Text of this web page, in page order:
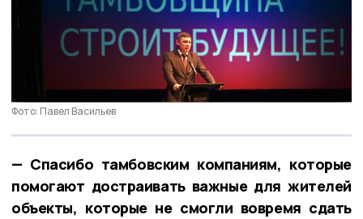
Фото: Павел Васильев
— Спасибо тамбовским компаниям, которые
помогают достраивать важные для жителей
объекты, которые не смогли вовремя сдать